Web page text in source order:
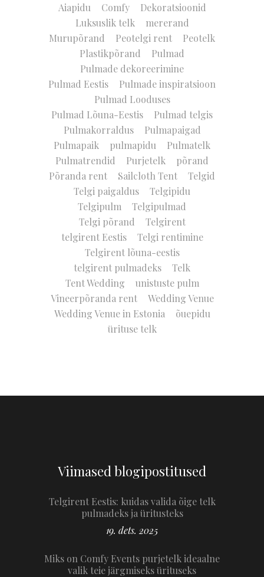
Aiapidu Comfy
Dekoratsioonid
Luksuslik telk
mererand
Murupõrand
Peotelgi rent
Peotelk
Plastikpõrand
Pulmad
Pulmade dekoreerimine
Pulmad Eestis
Pulmade inspiratsioon
Pulmad Looduses
Pulmad Lõuna-Eestis
Pulmad telgis
Pulmakorraldus
Pulmapaigad
Pulmapaik
pulmapidu
Pulmatelk
Pulmatrendid
Purjetelk
põrand
Põranda rent
Sailcloth Tent
Telgid
Telgi paigaldus
Telgipidu
Telgipulm
Telgipulmad
Telgi põrand
Telgirent
telgirent Eestis
Telgi rentimine
Telgirent lõuna-eestis
telgirent pulmadeks
Telk
Tent Wedding
unistuste pulm
Vineerpõranda rent
Wedding Venue
Wedding Venue in Estonia
õuepidu
ürituse telk
Viimased blogipostitused
Telgirent Eestis: kuidas valida õige telk
pulmadeks ja üritusteks
19. dets. 2025
Miks on Comfy Events purjetelk ideaalne
valik teie järgmiseks ürituseks